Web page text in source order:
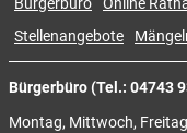
Bürgerbüro (Tel.: 04743
Montag, Mittwoch,
Stellenangebote